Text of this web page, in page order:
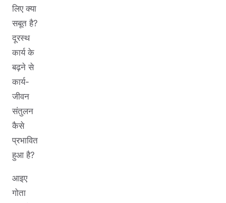
लिए क्या
सबूत है?
दूरस्थ
कार्य के
बढ़ने से
कार्य-
जीवन
संतुलन
कैसे
प्रभावित
हुआ है?
आइए
गोता